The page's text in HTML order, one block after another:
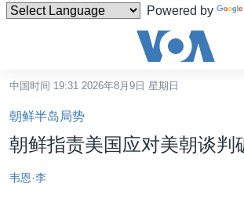
Powered by
碍
链
接
跳
转
中国
台湾
中国时间 19:31 2026年8月9日 星期日
朝鲜半岛局势
朝鲜指责美国应对美朝谈判
韦恩·李